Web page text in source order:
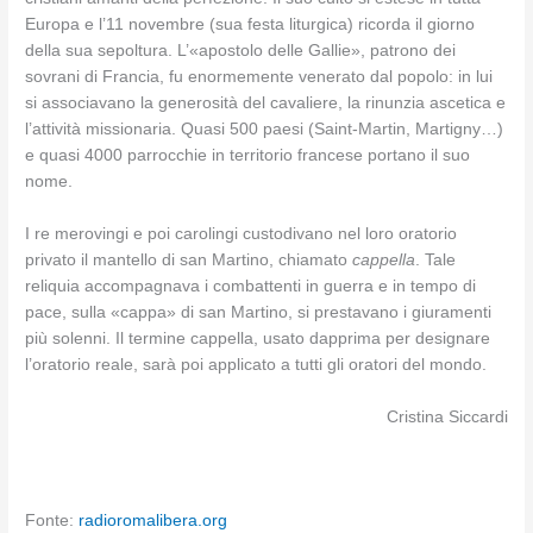
Europa e l’11 novembre (sua festa liturgica) ricorda il giorno
della sua sepoltura. L’«apostolo delle Gallie», patrono dei
sovrani di Francia, fu enormemente venerato dal popolo: in lui
si associavano la generosità del cavaliere, la rinunzia ascetica e
l’attività missionaria. Quasi 500 paesi (Saint-Martin, Martigny…)
e quasi 4000 parrocchie in territorio francese portano il suo
nome.
I re merovingi e poi carolingi custodivano nel loro oratorio
privato il mantello di san Martino, chiamatocappella . Tale
reliquia accompagnava i combattenti in guerra e in tempo di
pace, sulla «cappa» di san Martino, si prestavano i giuramenti
più solenni. Il termine cappella, usato dapprima per designare
l’oratorio reale, sarà poi applicato a tutti gli oratori del mondo.
Cristina Siccardi
Fonte: radioromalibera.org